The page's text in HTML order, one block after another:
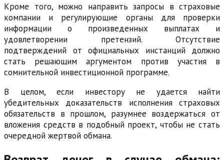
Кроме того, можно направить запросы в страховые
компании и регулирующие органы для проверки
информации о произведенных выплатах и
удовлетворении претензий. Отсутствие
подтверждений от официальных инстанций должно
стать решающим аргументом против участия в
сомнительной инвестиционной программе.
В целом, если инвестору не удается найти
убедительных доказательств исполнения страховых
обязательств в прошлом, разумнее воздержаться от
вложения средств в подобный проект, чтобы не стать
очередной жертвой обмана.